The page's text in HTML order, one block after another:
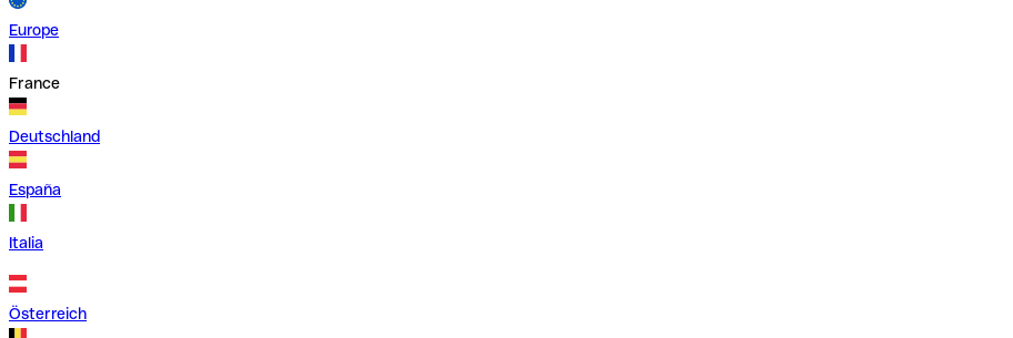
Europe
France
Deutschland
España
Italia
Österreich